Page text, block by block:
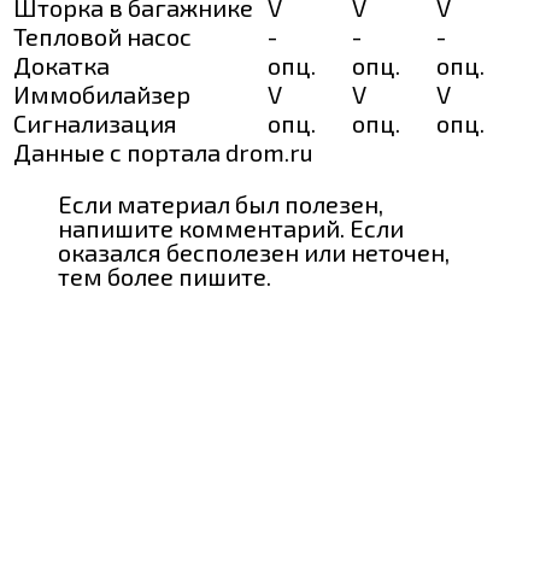
Шторка в багажнике V V
V
Тепловой насос
- -
-
Докатка
опц. опц.
опц.
Иммобилайзер
V V
V
Сигнализация
опц. опц.
опц.
Данные с портала drom.ru
Если материал был полезен,
напишите комментарий. Если
оказался бесполезен или неточен,
тем более пишите.